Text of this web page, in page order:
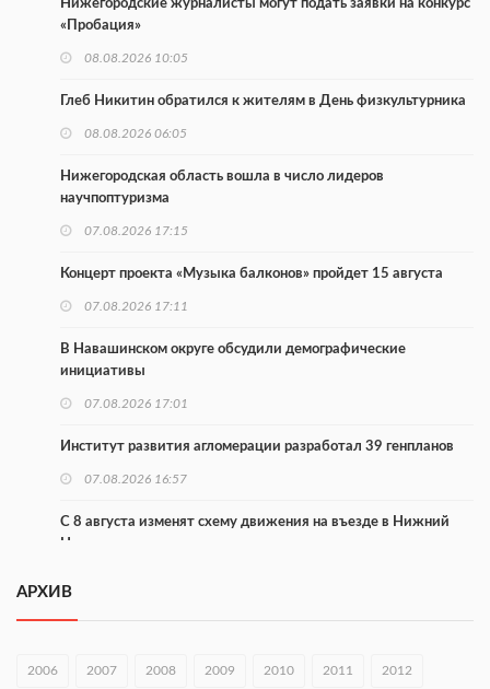
Нижегородские журналисты могут подать заявки на конкурс
«Пробация»
08.08.2026 10:05
Глеб Никитин обратился к жителям в День физкультурника
08.08.2026 06:05
Нижегородская область вошла в число лидеров
научпоптуризма
07.08.2026 17:15
Концерт проекта «Музыка балконов» пройдет 15 августа
07.08.2026 17:11
В Навашинском округе обсудили демографические
инициативы
07.08.2026 17:01
Институт развития агломерации разработал 39 генпланов
07.08.2026 16:57
С 8 августа изменят схему движения на въезде в Нижний
Новгород
В Нижегородской области прошло заседание АТК и
07.08.2026 14:54
АРХИВ
2006 2007 2008 2009 2010 2011 2012